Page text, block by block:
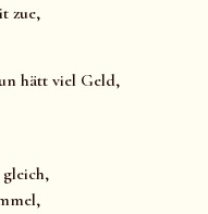
zue,
hätt viel Geld,